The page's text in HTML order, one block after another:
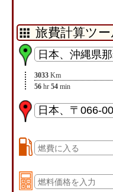
3033 Km
56 hr 54 min